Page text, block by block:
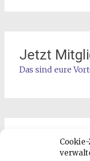
Jetzt
Das sind eure